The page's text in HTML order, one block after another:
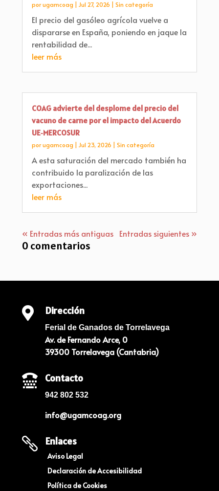
porugamcoag Jul 27, 2026 Sin categoría
El precio del gasóleo agrícola vuelve a
dispararse en España, poniendo en jaque la
rentabilidad de...
leer más
COAG advierte del desplome del precio del
vacuno de carne por el impacto del Acuerdo
UE‑MERCOSUR
porugamcoag Jul 23, 2026 Sin categoría
A esta saturación del mercado también ha
contribuido la paralización de las
exportaciones...
leer más
« Entradas más antiguas Entradas siguientes »
0 comentarios
 Dirección
Ferial de Ganados de Torrelavega
Av. de Fernando Arce, 0
39300 Torrelavega (Cantabria)
 Contacto
942 802 532
info@ugamcoag.org
 Enlaces
Aviso Legal
Declaración de Accesibilidad
Política de Cookies